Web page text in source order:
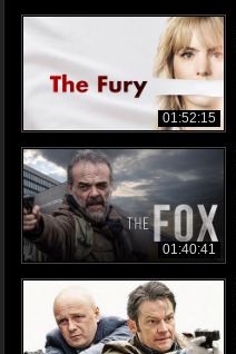
01:52:15
01:40:41